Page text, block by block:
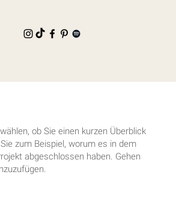
ob Sie einen kurzen Überblick
zum Beispiel, worum es in dem
abgeschlossen haben. Gehen